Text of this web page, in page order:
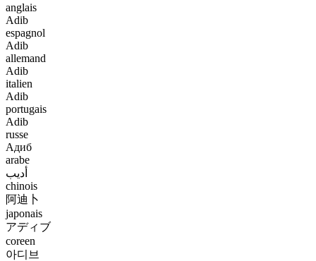
anglais
Adib
espagnol
Adib
allemand
Adib
italien
Adib
portugais
Adib
russe
Адиб
arabe
أديب
chinois
阿迪卜
japonais
アディブ
coreen
아디브